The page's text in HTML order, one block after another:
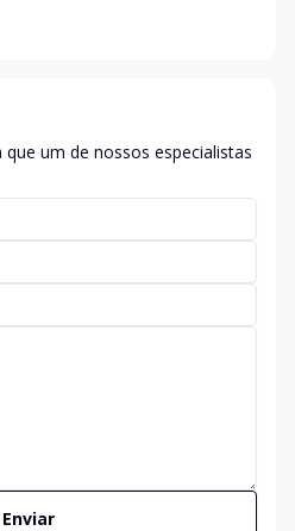
um de nossos especialistas
Enviar